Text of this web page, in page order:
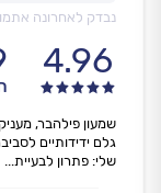
נבדק לאחרונה
4.96
שמעון פילהבר,
גלם ידידותיים
שלי: פתרון לבעיית...